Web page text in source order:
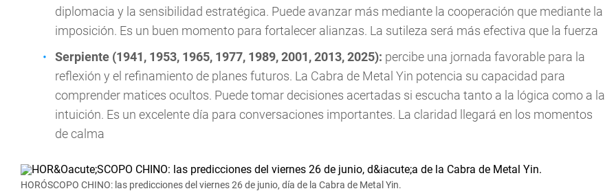
diplomacia y la sensibilidad estratégica. Puede avanzar más mediante la cooperación que mediante la
imposición. Es un buen momento para fortalecer alianzas. La sutileza será más efectiva que la fuerza
Serpiente (1941, 1953, 1965, 1977, 1989, 2001, 2013, 2025): percibe una jornada favorable para la
reflexión y el refinamiento de planes futuros. La Cabra de Metal Yin potencia su capacidad para
comprender matices ocultos. Puede tomar decisiones acertadas si escucha tanto a la lógica como a la
intuición. Es un excelente día para conversaciones importantes. La claridad llegará en los momentos
de calma
HORÓSCOPO CHINO: las predicciones del viernes 26 de junio, día de la Cabra de Metal Yin.